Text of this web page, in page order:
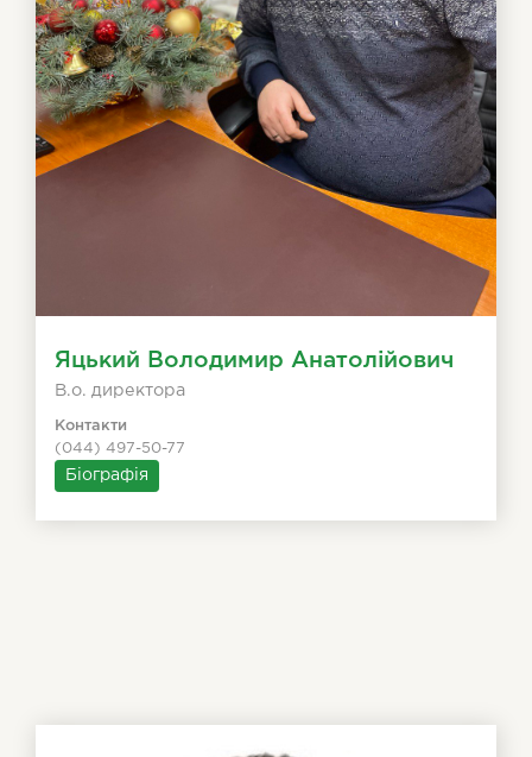
Яцький Володимир Анатолійович
В.о. директора
Контакти
(044) 497-50-77
Біографія